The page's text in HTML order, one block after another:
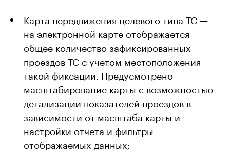
Карта передвижения целевого типа ТС —
на электронной карте отображается
общее количество зафиксированных
проездов ТС с учетом местоположения
такой фиксации. Предусмотрено
масштабирование карты с возможностью
детализации показателей проездов в
зависимости от масштаба карты и
настройки отчета и фильтры
отображаемых данных;